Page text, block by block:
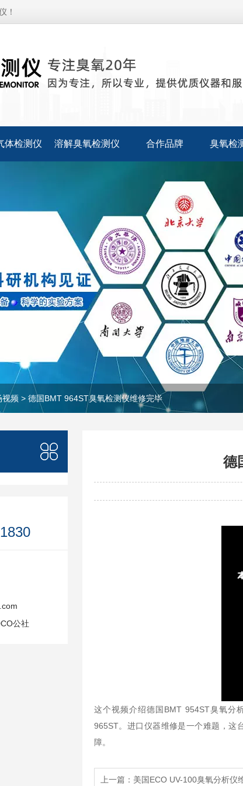
！
体检测仪 溶解臭氧检测仪 合作品牌 臭氧检
视频 > 德国BMT 964ST臭氧检测仪维修完毕
公社
德
这个视频介绍德国BMT 954ST臭氧分
965ST。进口仪器维修是一个难题，这
障。
上一篇： 美国ECO UV-100臭氧分析仪